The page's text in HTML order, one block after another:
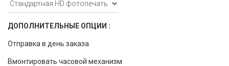
ДОПОЛНИТЕЛЬНЫЕ ОПЦИИ :
Отправка в день заказа
Вмонтировать часовой механизм